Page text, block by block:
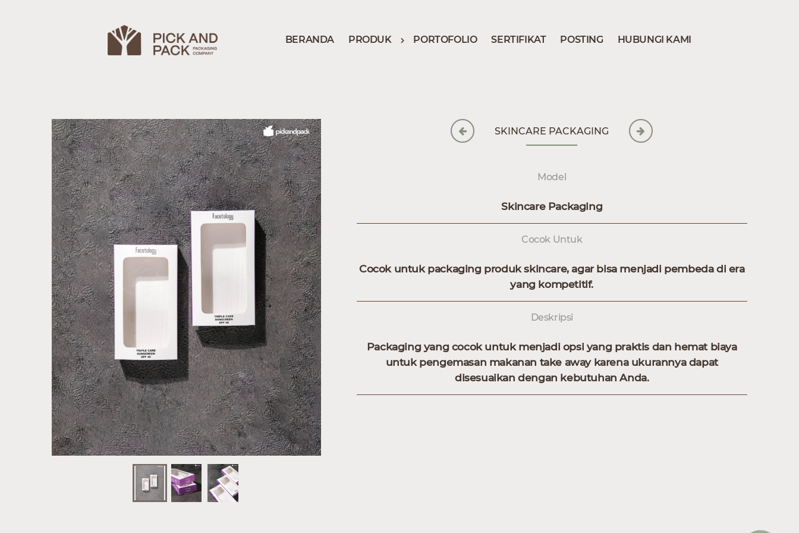
BERANDA PRODUK PORTOFOLIO SERTIFIKAT POSTING HUBUNGI KAMI
SKINCARE PACKAGING
Model
Skincare Packaging
Cocok Untuk
Cocok untuk packaging produk skincare, agar bisa menjadi pembeda di era
yang kompetitif.
Deskripsi
Packaging yang cocok untuk menjadi opsi yang praktis dan hemat biaya
untuk pengemasan makanan take away karena ukurannya dapat
disesuaikan dengan kebutuhan Anda.